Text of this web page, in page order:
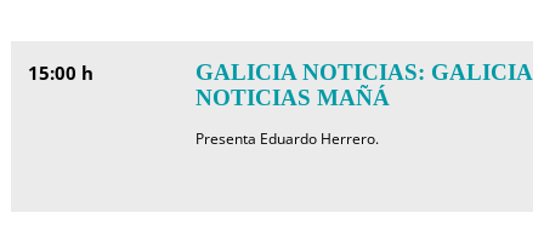
15:00 h
GALICIA NOTICIAS: GALICIA
NOTICIAS MAÑÁ
Presenta Eduardo Herrero.